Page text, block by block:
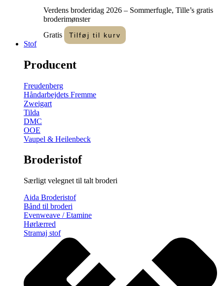
Verdens broderidag 2026 – Sommerfugle, Tille’s gratis
broderimønster
Gratis
Tilføj til kurv
Stof
Producent
Freudenberg
Håndarbejdets Fremme
Zweigart
Tilda
DMC
OOE
Vaupel & Heilenbeck
Broderistof
Særligt velegnet til talt broderi
Aida Broderistof
Bånd til broderi
Evenweave / Etamine
Hørlærred
Stramaj stof